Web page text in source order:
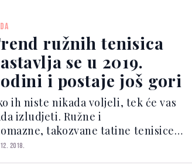
ružnih tenisica
se u 2019.
i postaje još gori
ih niste nikada voljeli, tek će vas
izludjeti. Ružne i
takozvane tatine tenisice
su trend koji smo viđali na
2018.